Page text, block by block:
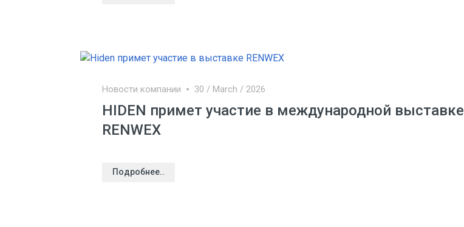
Новости компании
HIDEN примет участие в международной выставке
RENWEX
30 / March / 2026
Подробнее..